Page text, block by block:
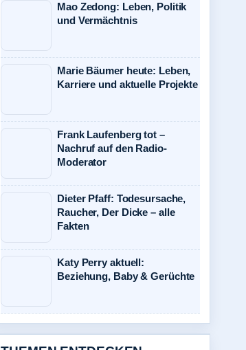
Mao Zedong: Leben, Politik
und Vermächtnis
Marie Bäumer heute: Leben,
Karriere und aktuelle Projekte
Frank Laufenberg tot –
Nachruf auf den Radio-
Moderator
Dieter Pfaff: Todesursache,
Raucher, Der Dicke – alle
Fakten
Katy Perry aktuell:
Beziehung, Baby & Gerüchte